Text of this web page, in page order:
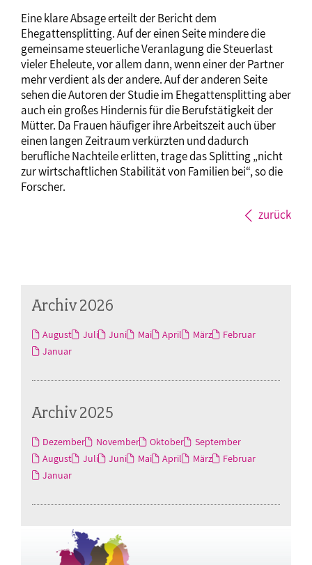
Eine klare Absage erteilt der Bericht dem
Ehegattensplitting. Auf der einen Seite mindere die
gemeinsame steuerliche Veranlagung die Steuerlast
vieler Eheleute, vor allem dann, wenn einer der Partner
mehr verdient als der andere. Auf der anderen Seite
sehen die Autoren der Studie im Ehegattensplitting aber
auch ein großes Hindernis für die Berufstätigkeit der
Mütter. Da Frauen häufiger ihre Arbeitszeit auch über
einen langen Zeitraum verkürzten und dadurch
berufliche Nachteile erlitten, trage das Splitting „nicht
zur wirtschaftlichen Stabilität von Familien bei“, so die
Forscher.
zurück
Archiv 2026
August Juli Juni Mai April März
Februar
Januar
Archiv 2025
Dezember November Oktober
September
August
Juli Juni Mai April März
Februar
Januar